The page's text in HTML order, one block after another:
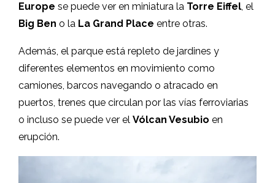
Europe se puede ver en miniatura la Torre Eiffel, el
Big Ben o la La Grand Place entre otras.
Además, el parque está repleto de jardines y
diferentes elementos en movimiento como
camiones, barcos navegando o atracado en
puertos, trenes que circulan por las vías ferroviarias
o incluso se puede ver el Vólcan Vesubio en
erupción.